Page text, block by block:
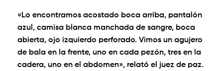
«Lo encontramos acostado boca arriba, pantalón
azul, camisa blanca manchada de sangre, boca
abierta, ojo izquierdo perforado. Vimos un agujero
de bala en la frente, uno en cada pezón, tres en la
cadera, uno en el abdomen», relató el juez de paz.